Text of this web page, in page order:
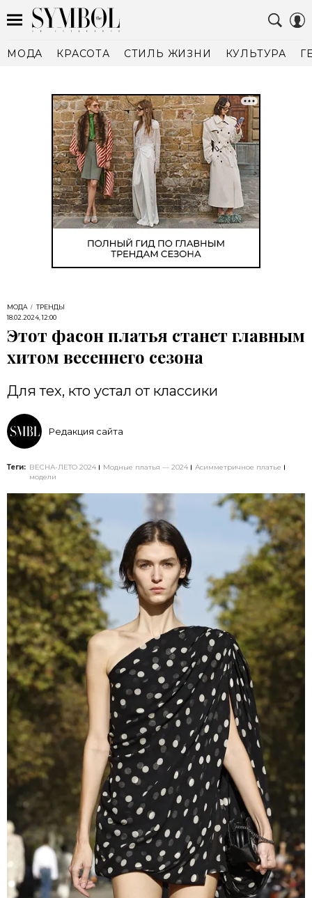
МОДА КРАСОТА СТИЛЬ ЖИЗНИ КУЛЬТУРА
МОДА
ТРЕНДЫ
18.02.2024, 12:00
Этот фасон платья станет главным
хитом весеннего сезона
Для тех, кто устал от классики
Редакция сайта
Теги: ВЕСНА-ЛЕТО 2024 Модные платья — 2024
Асимметричное платье
модели